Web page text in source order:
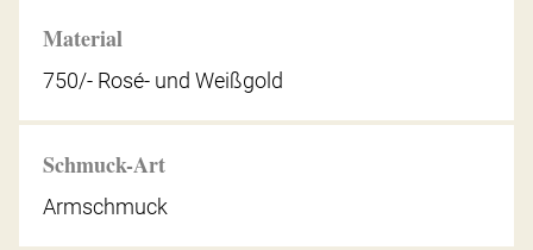
Material
750/- Rosé- und Weißgold
Schmuck-Art
Armschmuck